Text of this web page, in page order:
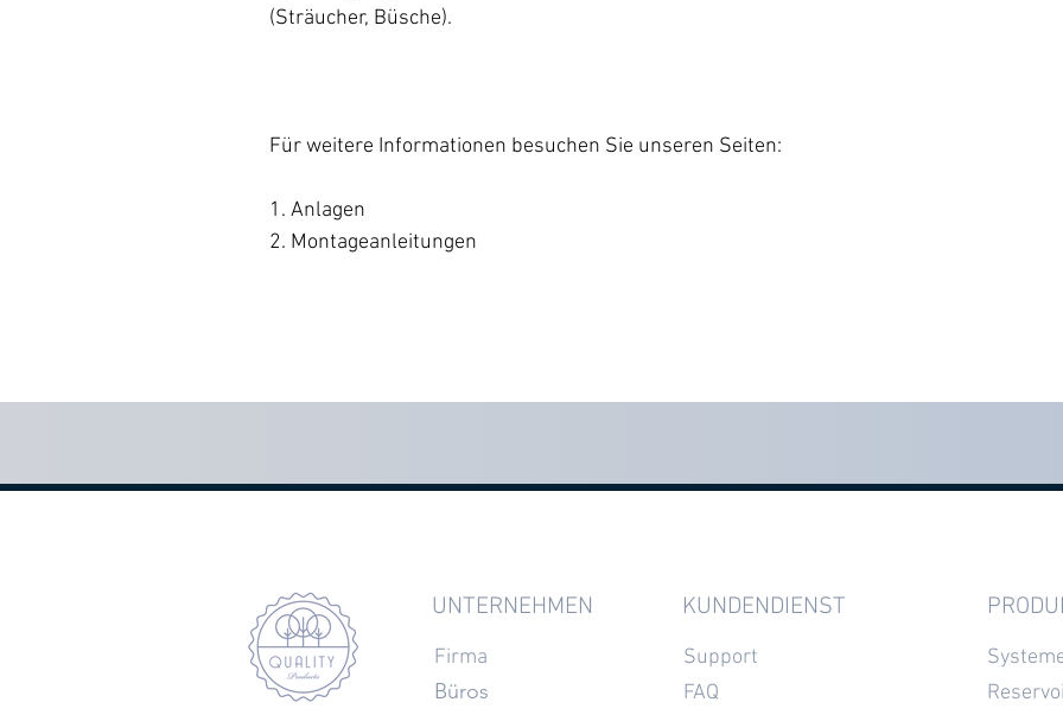
(Sträucher, Büsche).
Für weitere Informationen besuchen Sie unseren Seiten:
1. Anlagen
2. Montageanleitungen
UNTERNEHMEN
Firma
Büros
KUNDENDIENST
Support
FAQ
System